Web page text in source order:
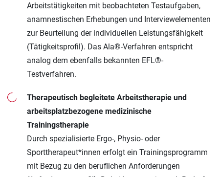
Arbeitstätigkeiten mit beobachteten Testaufgaben,
anamnestischen Erhebungen und Interviewelementen
zur Beurteilung der individuellen Leistungsfähigkeit
(Tätigkeitsprofil). Das Ala®-Verfahren entspricht
analog dem ebenfalls bekannten EFL®-
Testverfahren.
Therapeutisch begleitete Arbeitstherapie und
arbeitsplatzbezogene medizinische
Trainingstherapie
Durch spezialisierte Ergo-, Physio- oder
Sporttherapeut*innen erfolgt ein Trainingsprogramm
mit Bezug zu den beruflichen Anforderungen